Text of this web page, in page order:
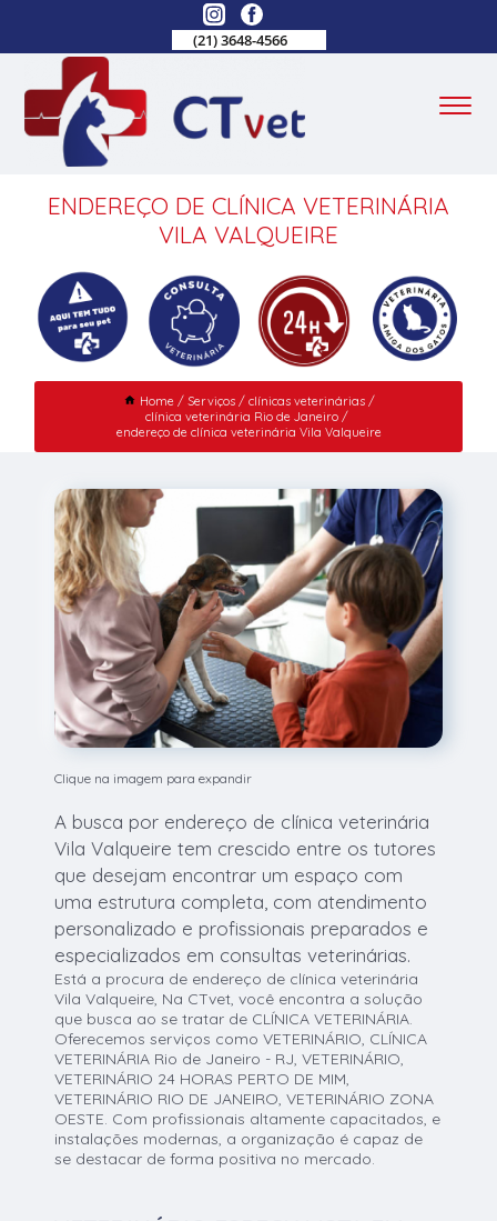
(21) 3648-4566
ENDEREÇO DE CLÍNICA VETERINÁRIA
VILA VALQUEIRE
Home Serviços
clínicas veterinárias
clínica veterinária Rio de Janeiro
endereço de clínica veterinária Vila Valqueire
Clique na imagem para expandir
A busca por endereço de clínica veterinária
Vila Valqueire tem crescido entre os tutores
que desejam encontrar um espaço com
uma estrutura completa, com atendimento
personalizado e profissionais preparados e
especializados em consultas veterinárias.
Está a procura de endereço de clínica veterinária
Vila Valqueire, Na CTvet, você encontra a solução
que busca ao se tratar de CLÍNICA VETERINÁRIA.
Oferecemos serviços como VETERINÁRIO, CLÍNICA
VETERINÁRIA Rio de Janeiro - RJ, VETERINÁRIO,
VETERINÁRIO 24 HORAS PERTO DE MIM,
VETERINÁRIO RIO DE JANEIRO, VETERINÁRIO ZONA
OESTE. Com profissionais altamente capacitados, e
instalações modernas, a organização é capaz de
se destacar de forma positiva no mercado.